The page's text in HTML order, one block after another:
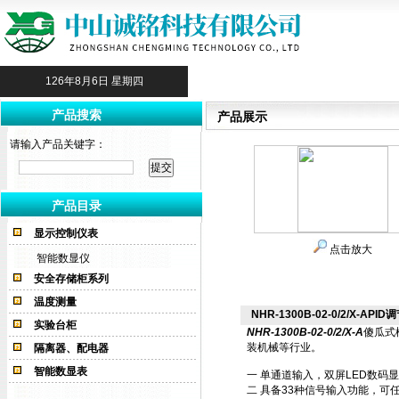
126年8月6日 星期四
产品搜索
请输入产品关键字：
产品目录
显示控制仪表
智能数显仪
安全存储柜系列
温度测量
实验台柜
隔离器、配电器
智能数显表
产品展示
点击放大
NHR-1300B-02-0/2/X-APID
NHR-1300B-02-0/2/X-A傻瓜式
装机械等行业。
一 单通道输入，双屏LED数码
二 具备33种信号输入功能，可